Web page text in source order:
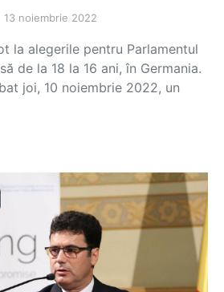
13 noiembrie 2022
la alegerile pentru Parlamentul
de la 18 la 16 ani, în Germania.
joi, 10 noiembrie 2022, un